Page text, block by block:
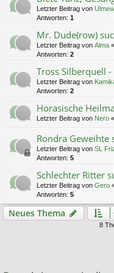
Letzter Beitrag von
Antworten: 1
Mr. Dude(row)
Letzter Beitrag von Alma «
Antworten: 2
Tross Silberquell
Letzter Beitrag von
Antworten: 2
Horasische
Letzter Beitrag von Nero «
Rondra Geweihte
Letzter Beitrag von SL
Antworten: 5
Schlechter Ritter
Letzter Beitrag von Gero
Antworten: 5
Neues Thema
8